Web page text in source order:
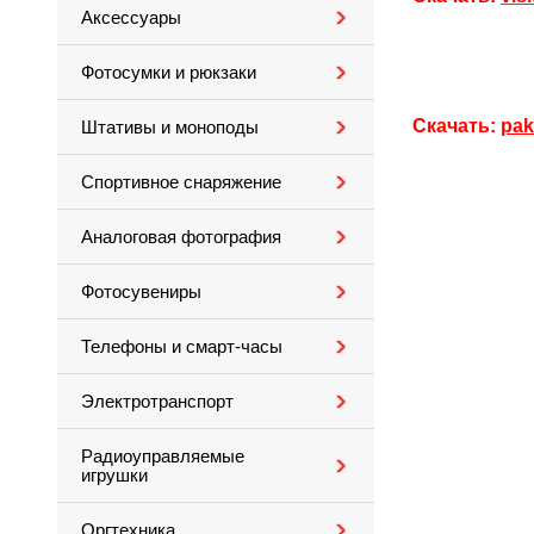
Аксессуары
Фотосумки и рюкзаки
Штативы и моноподы
Спортивное снаряжение
Аналоговая фотография
Фотосувениры
Телефоны и смарт-часы
Электротранспорт
Радиоуправляемые
игрушки
Скачать: